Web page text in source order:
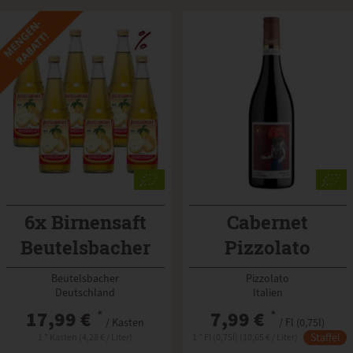
6x Birnensaft
Beutelsbacher
Beutelsbacher
Deutschland
17,99 € * / Kasten
Cabernet
Pizzolato
schwefelfrei
Pizzolato
Italien
7,99 € * / Fl (0,75l)
Staffel